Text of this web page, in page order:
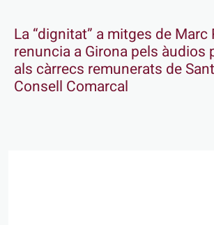
La “dignitat” a mitges de Marc
renuncia a Girona pels àudios
als càrrecs remunerats de
Consell Comarcal